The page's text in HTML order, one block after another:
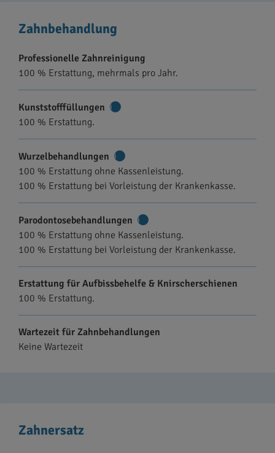
Zahnbehandlung
Professionelle Zahnreinigung
100 % Erstattung, mehrmals pro Jahr.
Kunststofffüllungen
100 % Erstattung.
Wurzelbehandlungen
Informationen
100 % Erstattung ohne Kassenleistung.
100 % Erstattung bei Vorleistung der Krankenkasse.
Parodontosebehandlungen
Informationen
100 % Erstattung ohne Kassenleistung.
100 % Erstattung bei Vorleistung der Krankenkasse.
Erstattung für Aufbissbehelfe & Knirscherschienen
100 % Erstattung.
Wartezeit für Zahnbehandlungen
Keine Wartezeit
Zahnersatz